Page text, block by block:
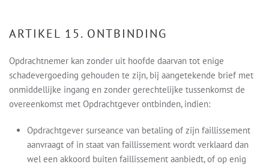
ARTIKEL 15. ONTBINDING
Opdrachtnemer kan zonder uit hoofde daarvan tot enige
schadevergoeding gehouden te zijn, bij aangetekende brief met
onmiddellijke ingang en zonder gerechtelijke tussenkomst de
overeenkomst met Opdrachtgever ontbinden, indien:
Opdrachtgever surseance van betaling of zijn faillissement
aanvraagt of in staat van faillissement wordt verklaard dan
wel een akkoord buiten faillissement aanbiedt, of op enig